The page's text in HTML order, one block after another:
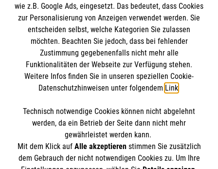
Datenschutz
Kontakt
Barrierefreiheit
Die Malteser
Malteser in Deutschland
Malteserorden
Sharepoint
Spendenkonto
Bank: Pax-Bank für Kirche und Caritas eG
IBAN: DE15 3706 0120 1201 2130 17
BIC: GENODED1PA7
So finden Sie uns
Streitfeldstr. 1
Der Malteser Hilfsdienst e.V. ist als eingetragene
wie z.B. Google Ads, eingesetzt. Das bedeutet, dass Cookies
zur Personalisierung von Anzeigen verwendet werden. Sie
entscheiden selbst, welche Kategorien Sie zulassen
möchten. Beachten Sie jedoch, dass bei fehlender
Zustimmung gegebenenfalls nicht mehr alle
Funktionalitäten der Webseite zur Verfügung stehen.
Weitere Infos finden Sie in unseren speziellen Cookie-
Datenschutzhinweisen unter folgendem Link.
Technisch notwendige Cookies können nicht abgelehnt
werden, da ein Betrieb der Seite dann nicht mehr
gewährleistet werden kann.
Mit dem Klick auf Alle akzeptierenstimmen Sie zusätzlich
dem Gebrauch der nicht notwendigen Cookies zu. Um Ihre